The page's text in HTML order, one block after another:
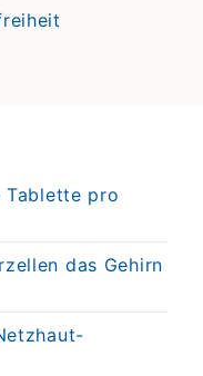
Tablette pro
das Gehirn